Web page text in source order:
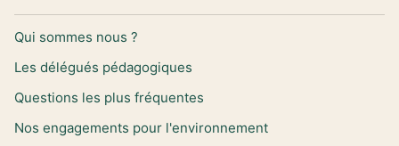
Qui sommes nous ?
Les délégués pédagogiques
Questions les plus fréquentes
Nos engagements pour l'environnement